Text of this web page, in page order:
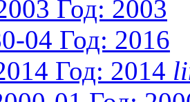
Год: 2003
04 Год: 2016
Год: 2014